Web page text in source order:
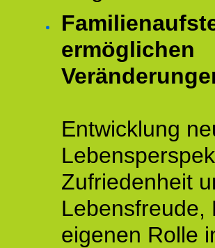
ermöglichen
Entwicklung
Zufriedenheit
Lebensfreude,
eigenen Rolle